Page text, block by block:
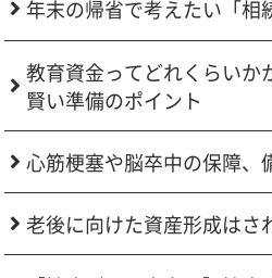
年末の帰省で考えたい「相
教育資金ってどれくらいか
賢い準備のポイント
心筋梗塞や脳卒中の保障、
老後に向けた資産形成はさ